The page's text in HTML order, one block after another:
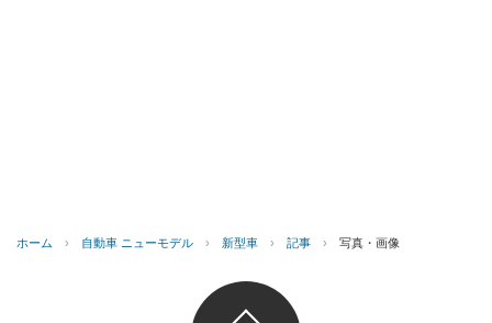
ホーム › 自動車 ニューモデル › 新型車 › 記事 › 写真・画像